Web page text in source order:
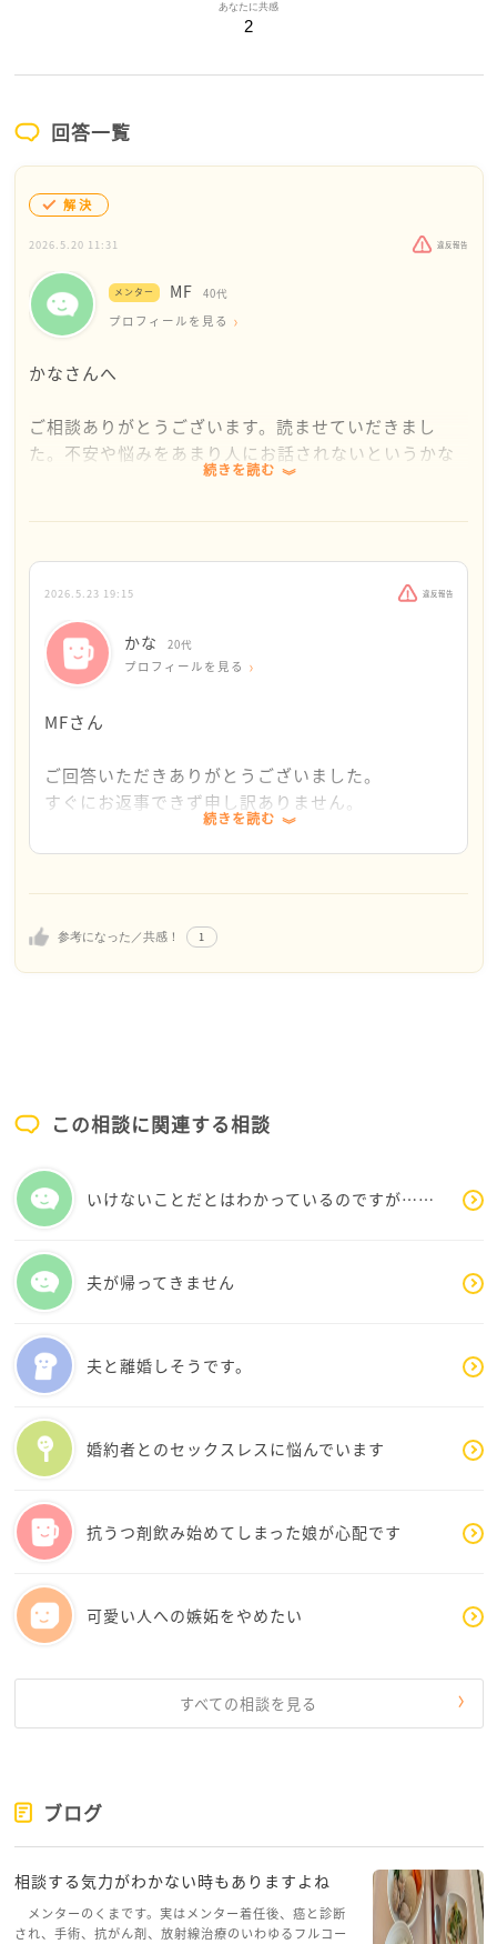
あなたに共感
2
回答一覧
解決
2026.5.20 11:31 違反報告
メンター MF 40代
プロフィールを見る
かなさんへ
ご相談ありがとうございます。読ませていだきまし
た。不安や悩みをあまり人にお話されないというかな
さんが、こうやって相談を投稿していただけたことを
いままでできていなかったことが手につかなくなって
しまうことは、辛いですよね。不安を解消しようとし
が真剣に人生を考えている証拠だと思います。
安を解消しようとすると、それすらストレスになって
日々を過ごしていけるんだ、という実感を積み重ねる
方向にシフトしています。
不安があっても、ごはんが食べられた、眠れた、お風
できないことを考えるよりは、できたことをカウント
社会人になっても有給休暇や病気休暇の制度を利用し
あまり悲観しなくても大丈夫だと思います。
また、たまには「明日の自分のことは、明日の自分が
なんとかしてくれる」と思ってみるのもいいかなあ、
と思います。
無理せず辛いときは休みながら、自分を責めず、でき
ることを見つめて日々を過ごしてほしいです。
ありがとうございました。
続きを読む
参考になった／共感！ 1
2026.5.23 19:15 違反報告
かな 20代
プロフィールを見る
MFさん
ご回答いただきありがとうございました。
すぐにお返事できず申し訳ありません。
不安がある中でもできたことをカウントしていくと
という方向で考えていたので、少しずつ実践してみ
た。
他にも、私の質問をよく読んでいただき、無理せず
休みながらと言っていただけてとても嬉しかったで
す。
本当にありがとうございました。
続きを読む
この相談に関連する相談
いけないことだとはわかっているのですが……
夫が帰ってきません
夫と離婚しそうです。
婚約者とのセックスレスに悩んでいます
抗うつ剤飲み始めてしまった娘が心配です
可愛い人への嫉妬をやめたい
すべての相談を見る
ブログ
相談する気力がわかない時もありますよね
メンターのくまです。実はメンター着任後、癌と診断
され、手術、抗がん剤、放射線治療のいわゆるフルコー